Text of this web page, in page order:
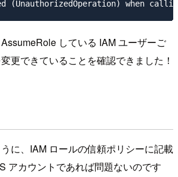
している IAM ユーザーご
更できていることを確認できました！
に、IAM ロールの信頼ポリシーに記載
アカウントであれば問題ないのです